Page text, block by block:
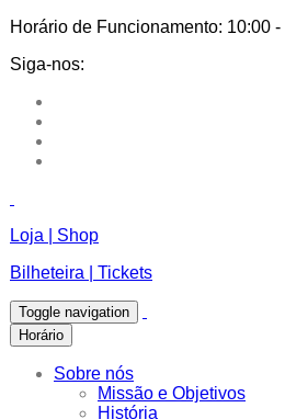
Horário de Funcionamento: 10:00
Siga-nos:
Loja | Shop
Bilheteira | Tickets
Toggle navigation
Horário
Sobre nós
Missão e Objetivos
História